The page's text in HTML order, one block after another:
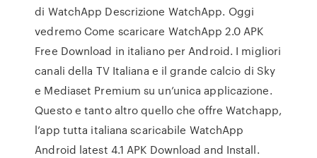
di WatchApp Descrizione WatchApp. Oggi
vedremo Come scaricare WatchApp 2.0 APK
Free Download in italiano per Android. I migliori
canali della TV Italiana e il grande calcio di Sky
e Mediaset Premium su un’unica applicazione.
Questo e tanto altro quello che offre Watchapp,
l’app tutta italiana scaricabile WatchApp
Android latest 4.1 APK Download and Install.